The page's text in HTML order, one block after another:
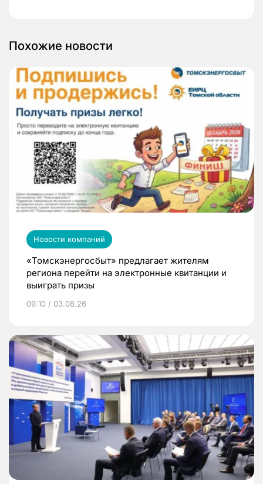
Похожие новости
Новости компаний
«Томскэнергосбыт» предлагает жителям
региона перейти на электронные квитанции и
выиграть призы
09:10 / 03.08.26